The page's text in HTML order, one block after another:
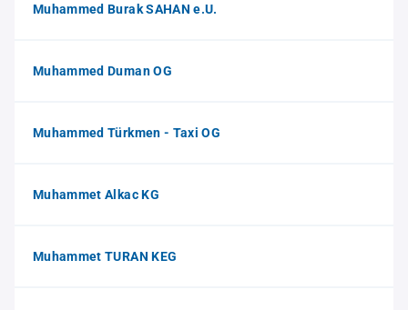
Muhammed Burak SAHAN e.U.
Muhammed Duman OG
Muhammed Türkmen - Taxi OG
Muhammet Alkac KG
Muhammet TURAN KEG